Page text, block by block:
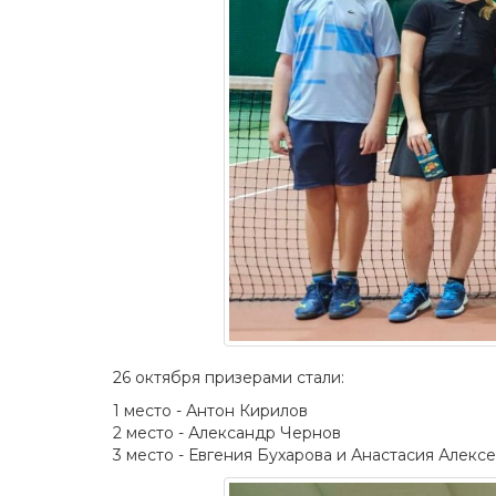
26 октября призерами стали:
1 место - Антон Кирилов
2 место - Александр Чернов
3 место - Евгения Бухарова и Анастасия